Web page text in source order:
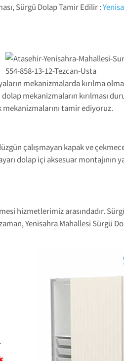
Sürgü Dolap Tamir Edilir :
mekanizmalarda kırılma
mekanizmaların kırılması
tamir ediyoruz.
çalışmayan kapak ve
dolap içi aksesuar montajının
hizmetlerimiz arasındadır.
Yenisahra Mahallesi Sürgü